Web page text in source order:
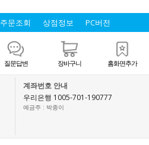
주문조회 상점정보 PC버전
질문답변 장바구니 홈화면추가
계좌번호 안내
우리은행 1005-701-190777
예금주 : 박종이